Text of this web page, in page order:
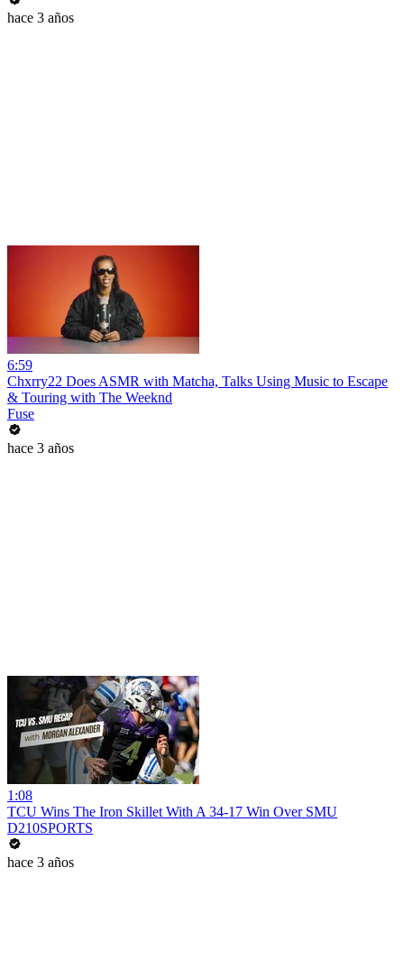
hace 3 años
6:59
Chxrry22 Does ASMR with Matcha, Talks Using Music to Escape
& Touring with The Weeknd
Fuse
hace 3 años
1:08
TCU Wins The Iron Skillet With A 34-17 Win Over SMU
D210SPORTS
hace 3 años